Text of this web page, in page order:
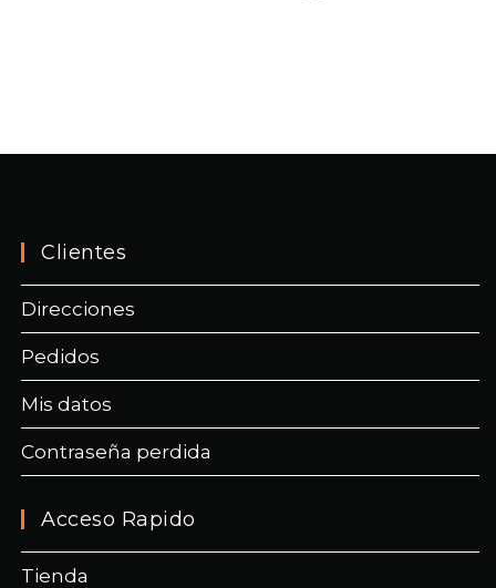
Clientes
Direcciones
Pedidos
Mis datos
Contraseña perdida
Acceso Rapido
Tienda